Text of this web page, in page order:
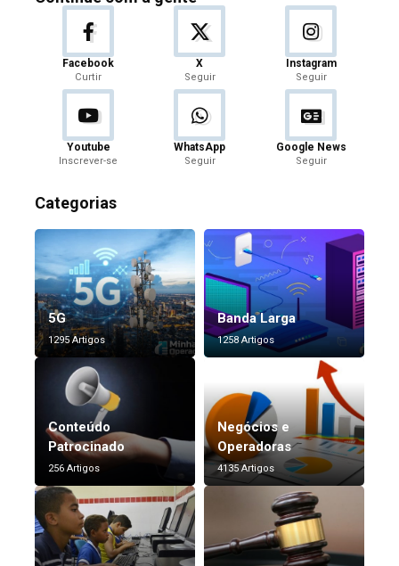
Facebook
Curtir
X
Seguir
Instagram
Seguir
Youtube
Inscrever-se
WhatsApp
Seguir
Google News
Seguir
Categorias
5G
1295 Artigos
Banda Larga
1258 Artigos
Conteúdo
Patrocinado
256 Artigos
Negócios e
Operadoras
4135 Artigos